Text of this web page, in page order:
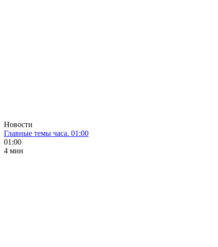
Новости
Главные темы часа. 01:00
01:00
4 мин